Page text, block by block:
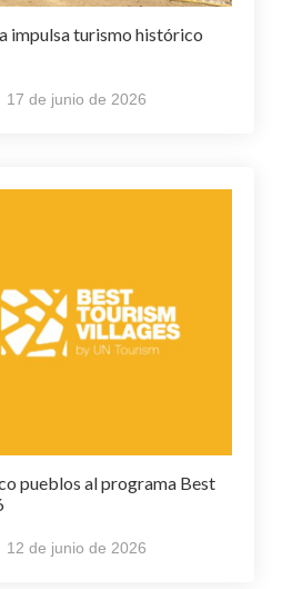
impulsa turismo histórico
17 de junio de 2026
pueblos al programa Best
12 de junio de 2026